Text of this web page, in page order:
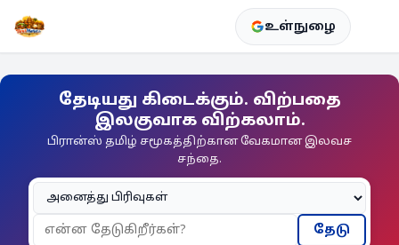
உள்நுழை
தேடியது கிடைக்கும். விற்பதை
இலகுவாக விற்கலாம்.
பிரான்ஸ் தமிழ் சமூகத்திற்கான வேகமான இலவச
சந்தை.
தேடு